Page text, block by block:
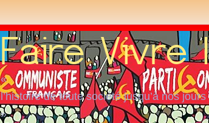
«
l’histoire de toute société jusqu’à nos
»